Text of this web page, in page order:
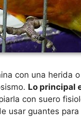
con una herida
Lo principal
con suero
usar guantes